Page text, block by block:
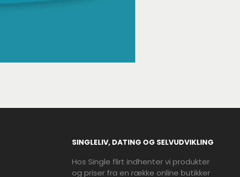
SINGLELIV, DATING OG SELVUDVIKLING
Hos Single flirt indhenter vi produkter
og priser fra en række online butikker